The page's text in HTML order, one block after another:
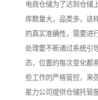
电商仓储为了达到仓储
库数量大，品类多，这
的真实准确性，需要进
处理要不断通过系统引
态，位置的每次变化都
些工作的严格管控，来
星力公司提供仓储托管